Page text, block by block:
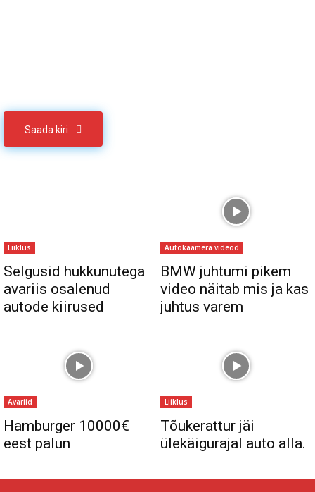
Saada kiri
Liiklus
Selgusid hukkunutega
avariis osalenud
autode kiirused
Autokaamera videod
BMW juhtumi pikem
video näitab mis ja kas
juhtus varem
Avariid
Hamburger 10000€
eest palun
Liiklus
Tõukerattur jäi
ülekäigurajal auto alla.